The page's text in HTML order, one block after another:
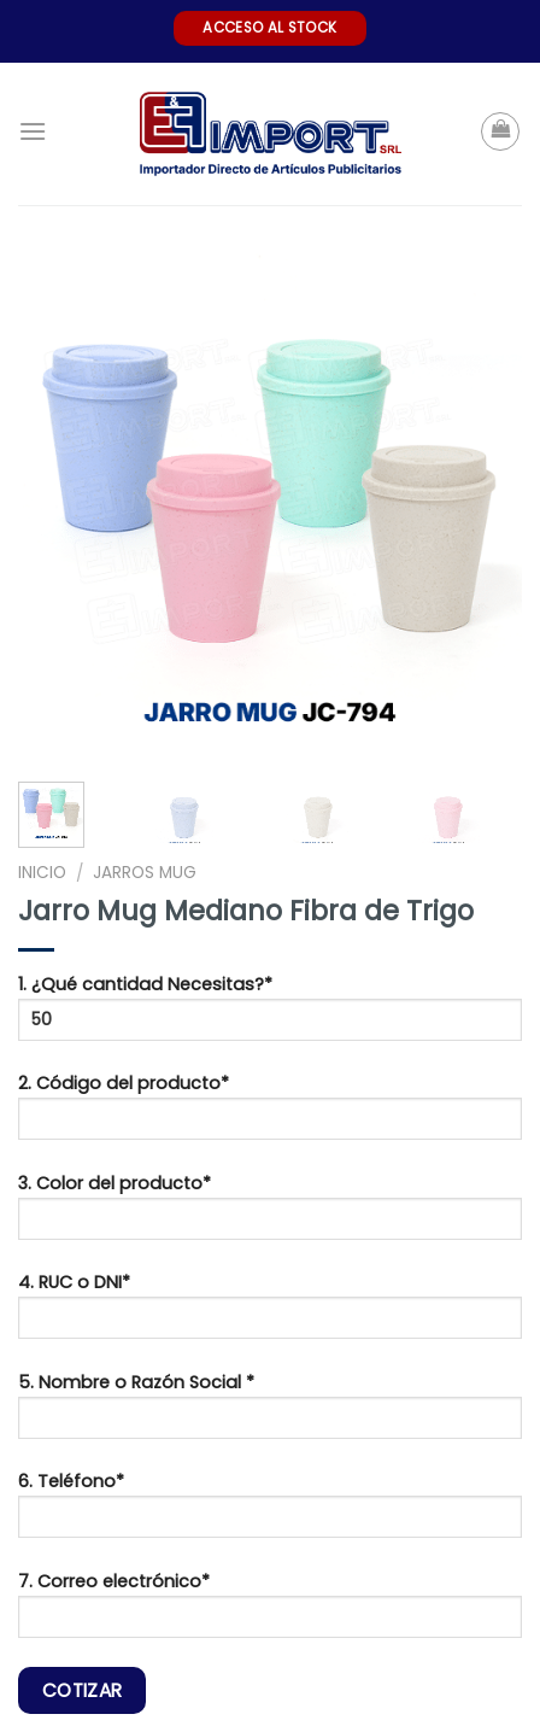
ACCESO AL STOCK
INICIO / JARROS MUG
Jarro Mug Mediano Fibra de Trigo
1. ¿Qué cantidad Necesitas?*
2. Código del producto*
3. Color del producto*
4. RUC o DNI*
5. Nombre o Razón Social *
6. Teléfono*
7. Correo electrónico*